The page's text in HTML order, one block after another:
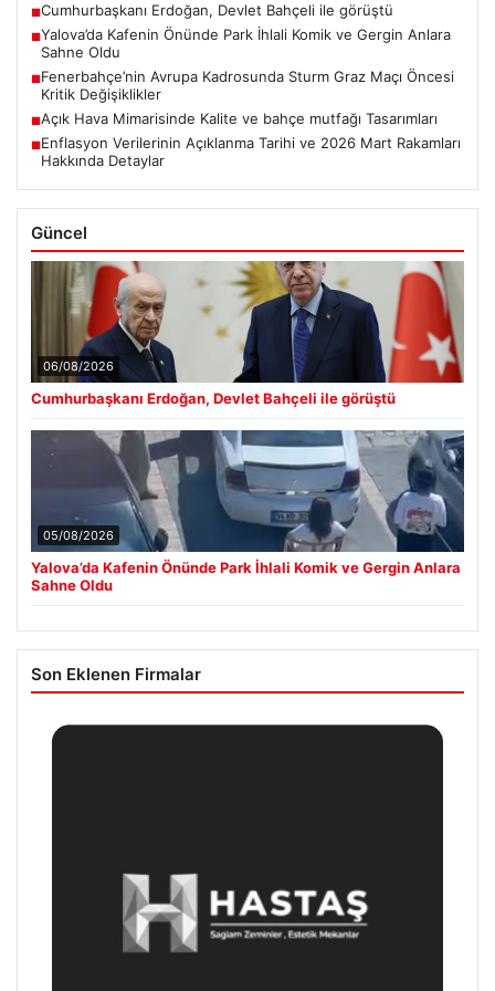
■Cumhurbaşkanı Erdoğan, Devlet Bahçeli ile görüştü
■Yalova’da Kafenin Önünde Park İhlali Komik ve Gergin Anlara
Sahne Oldu
■Fenerbahçe’nin Avrupa Kadrosunda Sturm Graz Maçı Öncesi
Kritik Değişiklikler
■Açık Hava Mimarisinde Kalite ve bahçe mutfağı Tasarımları
■Enflasyon Verilerinin Açıklanma Tarihi ve 2026 Mart Rakamları
Hakkında Detaylar
Güncel
06/08/2026
Cumhurbaşkanı Erdoğan, Devlet Bahçeli ile görüştü
05/08/2026
Yalova’da Kafenin Önünde Park İhlali Komik ve Gergin Anlara
Sahne Oldu
Son Eklenen Firmalar